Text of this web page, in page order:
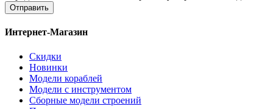
Отправить
Интернет-Магазин
Скидки
Новинки
Модели кораблей
Модели с инструментом
Сборные модели строений